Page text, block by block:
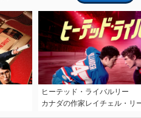
ヒーテッド・ライバルリー
カナダの作家レイチェル・リ